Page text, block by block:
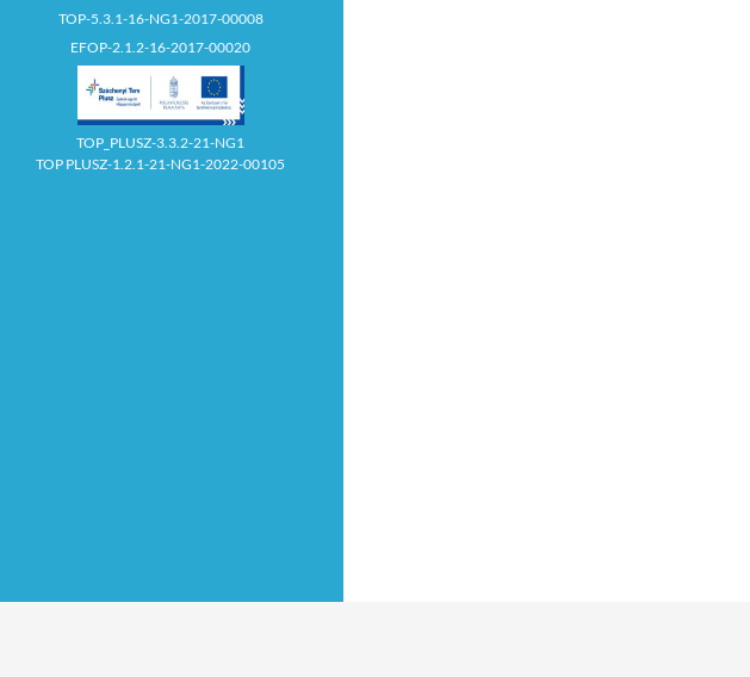
TOP-5.3.1-16-NG1-2017-00008
EFOP-2.1.2-16-2017-00020
TOP_PLUSZ-3.3.2-21-NG1
TOP PLUSZ-1.2.1-21-NG1-2022-00105